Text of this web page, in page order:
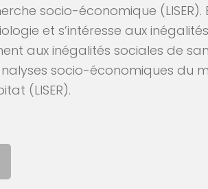
socio-économique (LISER).
et s’intéresse aux
aux inégalités sociales de
socio-économiques du
(LISER).